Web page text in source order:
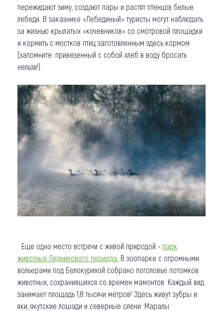
пережидают зиму, создают пары и растят птенцов белые
лебеди. В заказнике «Лебединый» туристы могут наблюдать
за жизнью крылатых «кочевников» со смотровой площадки
и кормить с мостков птиц заготовленным здесь кормом
(запомните: привезенный с собой хлеб в воду бросать
нельзя!).
Еще одно место встречи с живой природой - парк
животных Ледникового периода. В зоопарке с огромными
вольерами под Белокурихой собрано поголовье потомков
животных, сохранившихся со времен мамонтов. Каждый вид
занимает площадь 1,8 тысячи метров! Здесь живут зубры и
яки, якутские лошади и северные олени. Маралы